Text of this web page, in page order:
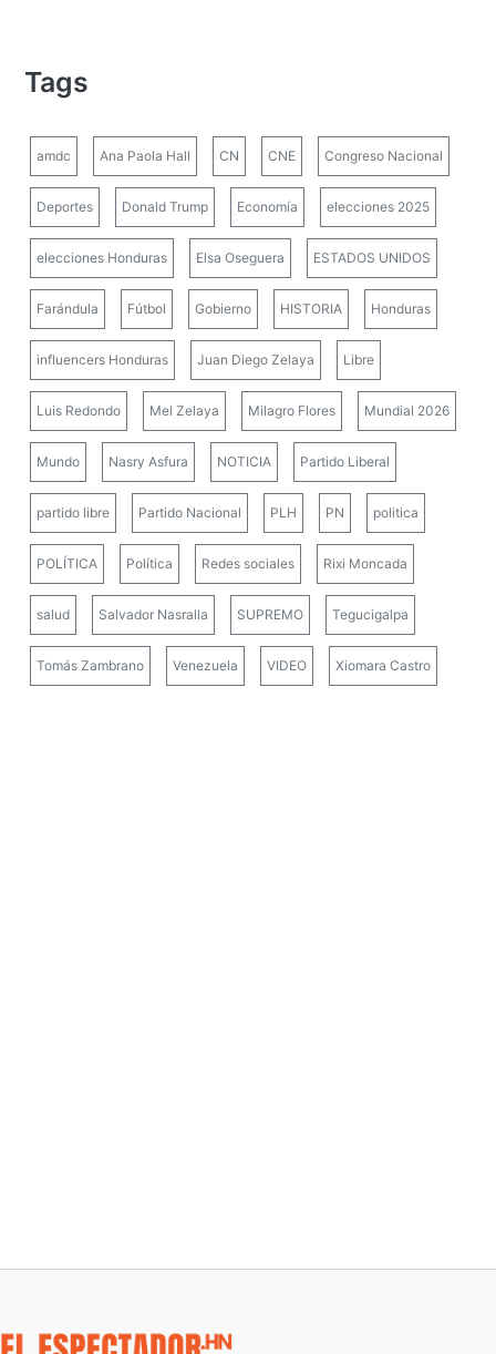
Tags
amdc Ana Paola Hall CN CNE Congreso Nacional
Deportes Donald Trump Economía elecciones 2025
elecciones Honduras Elsa Oseguera ESTADOS UNIDOS
Farándula Fútbol Gobierno HISTORIA Honduras
influencers Honduras Juan Diego Zelaya Libre
Luis Redondo Mel Zelaya Milagro Flores Mundial 2026
Mundo Nasry Asfura NOTICIA Partido Liberal
partido libre Partido Nacional PLH PN politica
POLÍTICA Política Redes sociales Rixi Moncada
salud Salvador Nasralla SUPREMO Tegucigalpa
Tomás Zambrano Venezuela VIDEO Xiomara Castro